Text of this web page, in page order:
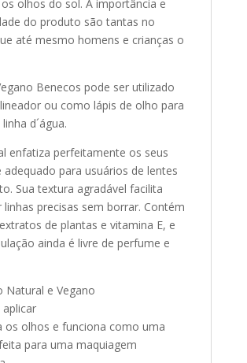
olhos do sol. A importância e
do produto são tantas no
até mesmo homens e crianças o
Benecos pode ser utilizado
ou como lápis de olho para
d´água.
enfatiza perfeitamente os seus
adequado para usuários de lentes
Sua textura agradável facilita
linhas precisas sem borrar. Contém
de plantas e vitamina E, e
ainda é livre de perfume e
Natural e Vegano
aplicar
os olhos e funciona como uma
para uma maquiagem